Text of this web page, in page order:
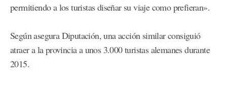
permitiendo a los turistas diseñar su viaje como prefieran».
Según asegura Diputación, una acción similar consiguió
atraer a la provincia a unos 3.000 turistas alemanes durante
2015.